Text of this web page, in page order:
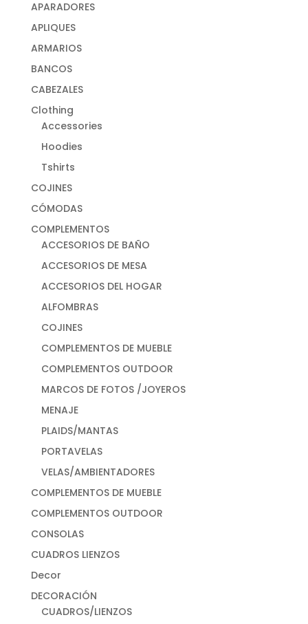
APARADORES
APLIQUES
ARMARIOS
BANCOS
CABEZALES
Clothing
Accessories
Hoodies
Tshirts
COJINES
CÓMODAS
COMPLEMENTOS
ACCESORIOS DE BAÑO
ACCESORIOS DE MESA
ACCESORIOS DEL HOGAR
ALFOMBRAS
COJINES
COMPLEMENTOS DE MUEBLE
COMPLEMENTOS OUTDOOR
MARCOS DE FOTOS /JOYEROS
MENAJE
PLAIDS/MANTAS
PORTAVELAS
VELAS/AMBIENTADORES
COMPLEMENTOS DE MUEBLE
COMPLEMENTOS OUTDOOR
CONSOLAS
CUADROS LIENZOS
Decor
DECORACIÓN
CUADROS/LIENZOS